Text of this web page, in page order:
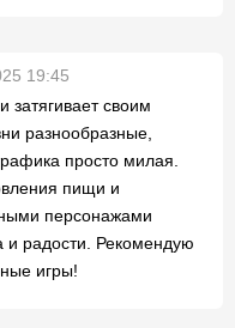
19:45
затягивает своим
разнообразные,
просто милая.
пищи и
персонажами
и радости. Рекомендую
игры!